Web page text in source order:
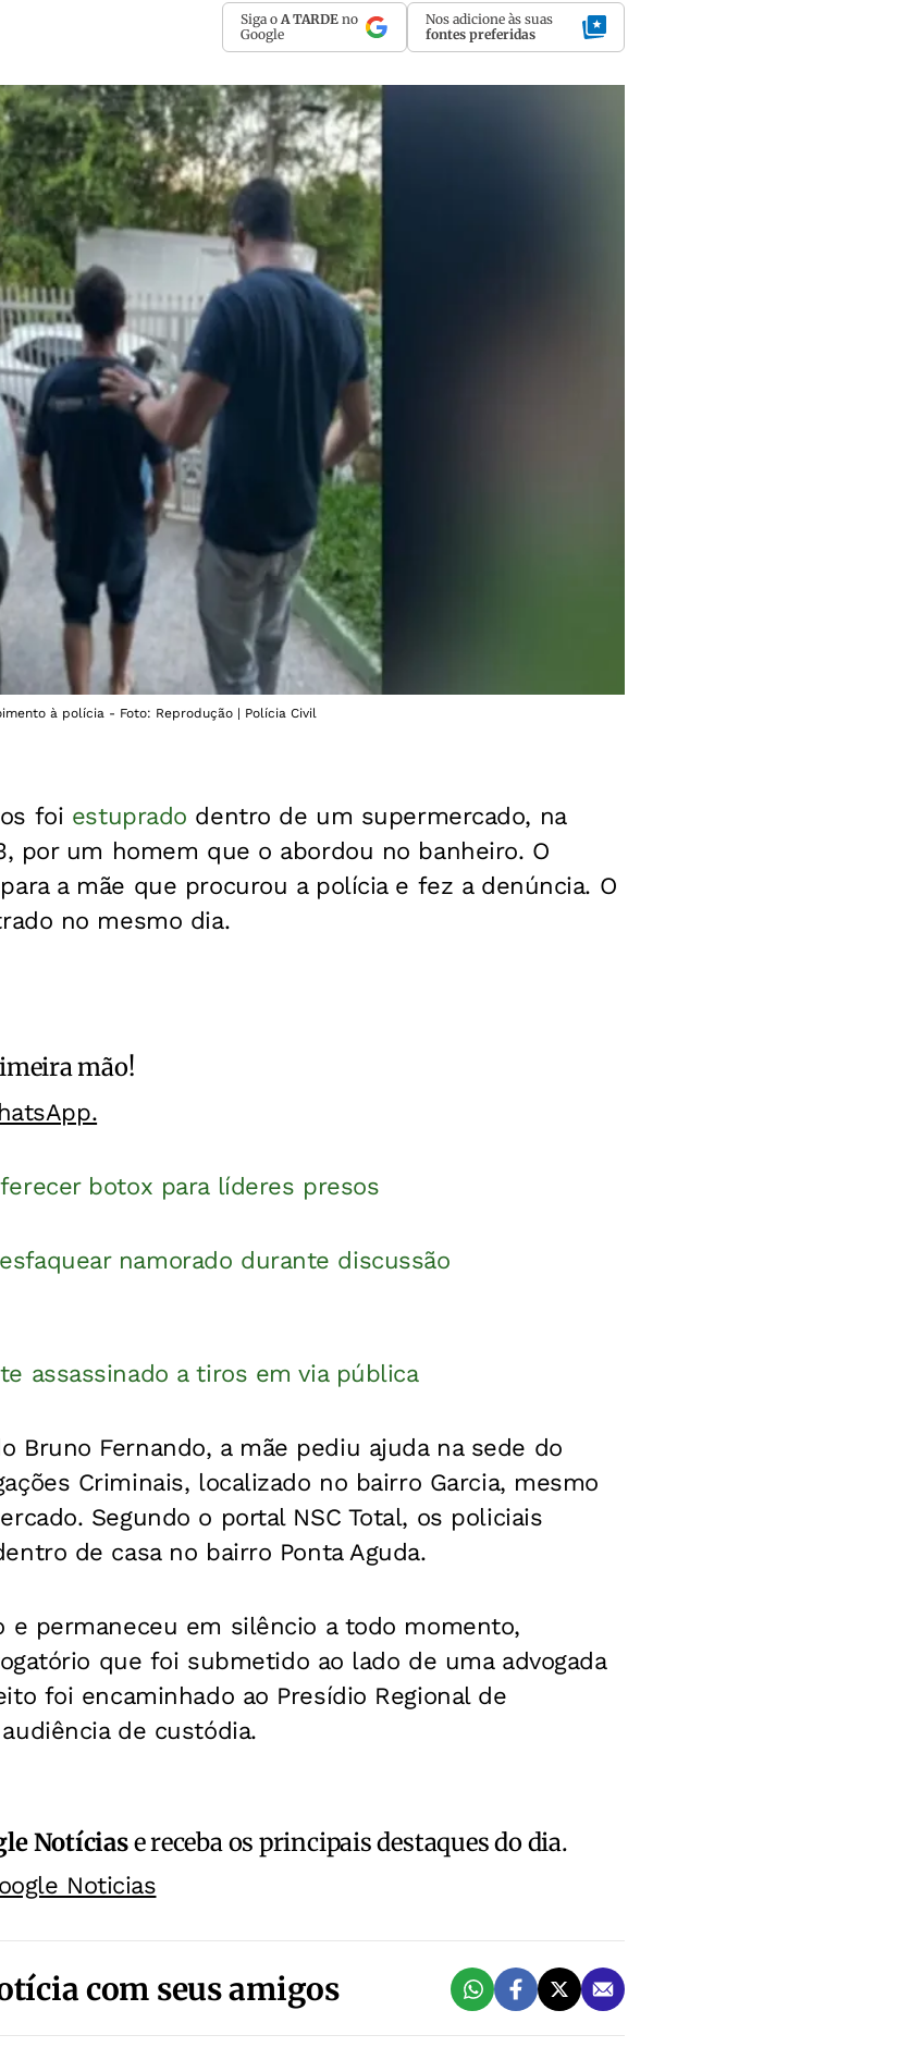
Siga o A TARDE no
Google
Nos adicione às suas
fontes preferidas
à polícia - Foto: Reprodução | Polícia Civil
foi estuprado dentro de um supermercado, na
por um homem que o abordou no banheiro. O
a mãe que procurou a polícia e fez a denúncia. O
no mesmo dia.
mão!
botox para líderes presos
namorado durante discussão
assassinado a tiros em via pública
Bruno Fernando, a mãe pediu ajuda na sede do
Criminais, localizado no bairro Garcia, mesmo
Segundo o portal NSC Total, os policiais
de casa no bairro Ponta Aguda.
e permaneceu em silêncio a todo momento,
que foi submetido ao lado de uma advogada
foi encaminhado ao Presídio Regional de
de custódia.
Notíciase receba os principais destaques do dia.
Noticias
com seus amigos